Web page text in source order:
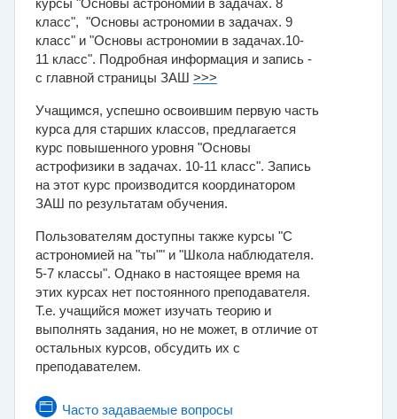
курсы "Основы астрономии в задачах. 8
класс", "Основы астрономии в задачах. 9
класс" и "Основы астрономии в задачах.10-
11класс". Подробная информация и запись -
с главной страницы ЗАШ >>>
Учащимся, успешно освоившим первую часть
курса для старших классов, предлагается
курс повышенного уровня "Основы
астрофизики в задачах. 10-11 класс". Запись
на этот курс производится координатором
ЗАШ по результатам обучения.
Пользователям доступны также курсы "С
астрономией на "ты""и "Школа наблюдателя.
5-7 классы". Однако в настоящее время на
этих курсах нет постоянного преподавателя.
Т.е. учащийся может изучать теорию и
выполнять задания, но не может, в отличие от
остальных курсов, обсудить их с
преподавателем.
Часто задаваемые вопросы